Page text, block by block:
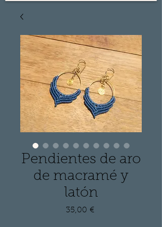
Pendientes de aro
de macramé y
latón
35,00 €Precio